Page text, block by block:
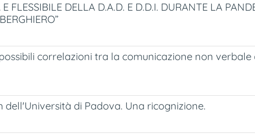
FLESSIBILE DELLA D.A.D. E D.D.I. DURANTE LA
correlazioni tra la comunicazione non verbale
di Padova. Una ricognizione.